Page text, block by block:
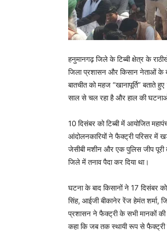
हनुमानगढ़ जिले के टिब्बी क्षेत्र के
जिला प्रशासन और किसान नेताओं के
बातचीत को महज “खानापूर्ति”
साल से चल रहा है और हाल की
10 दिसंबर को टिब्बी में आयोजित
आंदोलनकारियों ने फैक्ट्री परिसर में
जेसीबी मशीन और एक पुलिस जीप पूरी
जिले में तनाव पैदा कर दिया था।
घटना के बाद किसानों ने 17 दिसंबर
सिंह, आईजी बीकानेर रेंज हेमंत शर्मा,
प्रशासन ने फैक्ट्री के सभी मानकों की
कहा कि जब तक स्थायी रूप से फैक्ट्री